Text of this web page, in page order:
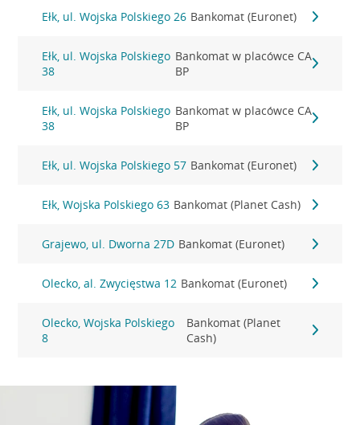
Ełk, ul. Wojska Polskiego 26 Bankomat (Euronet)
Ełk, ul. Wojska Polskiego
38
Bankomat w placówce CA
BP
Ełk, ul. Wojska Polskiego
38
Bankomat w placówce CA
BP
Ełk, ul. Wojska Polskiego 57 Bankomat (Euronet)
Ełk, Wojska Polskiego 63 Bankomat (Planet Cash)
Grajewo, ul. Dworna 27D Bankomat (Euronet)
Olecko, al. Zwycięstwa 12 Bankomat (Euronet)
Olecko, Wojska Polskiego
8
Bankomat (Planet
Cash)